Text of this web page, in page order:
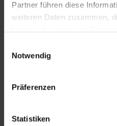
Partner führen diese
weiteren Daten zusammen,
Notwendig
Präferenzen
Statistiken
PARTNER &